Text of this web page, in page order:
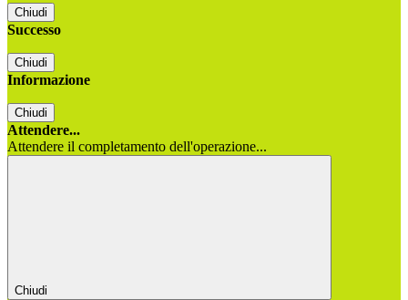
Chiudi
Successo
Chiudi
Informazione
Chiudi
Attendere...
Attendere il completamento dell'operazione...
Chiudi